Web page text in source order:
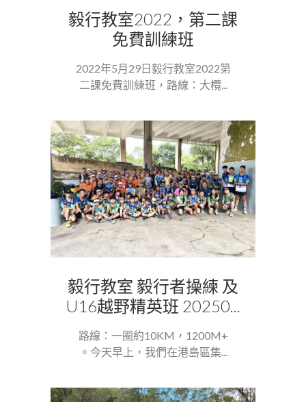
毅行教室2022，第二課
免費訓練班
2022年5月29日毅行教室2022第
二課免費訓練班，路線：大欖...
毅行教室 毅行者操練 及
U16越野精英班 20250...
路線：一圈約10KM，1200M+
。今天早上，我們在港島區集...